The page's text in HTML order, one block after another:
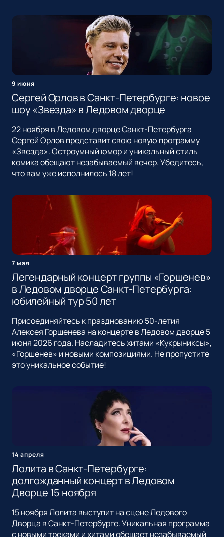
9 июня
Сергей Орлов в Санкт-Петербурге: новое
шоу «Звезда» в Ледовом дворце
22 ноября в Ледовом дворце Санкт-Петербурга
Сергей Орлов представит свою новую программу
«Звезда». Остроумный юмор и уникальный стиль
комика обещают незабываемый вечер. Убедитесь,
что вам уже исполнилось 18 лет!
7 мая
Легендарный концерт группы «Горшенев»
в Ледовом дворце Санкт-Петербурга:
юбилейный тур 50 лет
Присоединяйтесь к празднованию 50-летия
Алексея Горшенева на концерте в Ледовом дворце 5
июня 2026 года. Насладитесь хитами «Кукрыниксы»,
«Горшенев» и новыми композициями. Не пропустите
это уникальное событие!
14 апреля
Лолита в Санкт-Петербурге:
долгожданный концерт в Ледовом
Дворце 15 ноября
15 ноября Лолита выступит на сцене Ледового
Дворца в Санкт-Петербурге. Уникальная программа
с новыми треками и хитами обещает незабываемый